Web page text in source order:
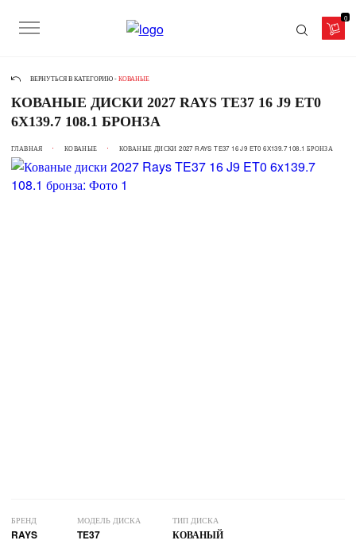
0
ВЕРНУТЬСЯ В КАТЕГОРИЮ - КОВАНЫЕ
КОВАНЫЕ ДИСКИ 2027 RAYS TE37 16 J9 ET0
6X139.7 108.1 БРОНЗА
ГЛАВНАЯ КОВАНЫЕ КОВАНЫЕ ДИСКИ 2027 RAYS TE37 16 J9 ET0 6X139.7 108.1 БРОНЗА
БРЕНД
RAYS
МОДЕЛЬ ДИСКА
TE37
ТИП ДИСКА
КОВАНЫЙ